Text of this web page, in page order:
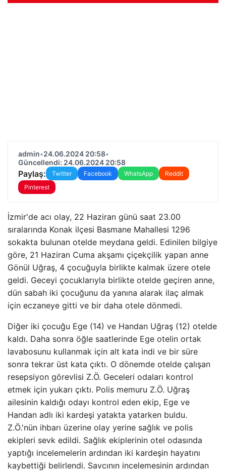
admin•24.06.2024 20:58•
Güncellendi: 24.06.2024 20:58
Paylaş: Twitter Facebook WhatsApp
Reddit
Pinterest
İzmir'de acı olay, 22 Haziran günü saat 23.00
sıralarında Konak ilçesi Basmane Mahallesi 1296
sokakta bulunan otelde meydana geldi. Edinilen bilgiye
göre, 21 Haziran Cuma akşamı çiçekçilik yapan anne
Gönül Uğraş, 4 çocuğuyla birlikte kalmak üzere otele
geldi. Geceyi çocuklarıyla birlikte otelde geçiren anne,
dün sabah iki çocuğunu da yanına alarak ilaç almak
için eczaneye gitti ve bir daha otele dönmedi.
Diğer iki çocuğu Ege (14) ve Handan Uğraş (12) otelde
kaldı. Daha sonra öğle saatlerinde Ege otelin ortak
lavabosunu kullanmak için alt kata indi ve bir süre
sonra tekrar üst kata çıktı. O dönemde otelde çalışan
resepsiyon görevlisi Z.Ö. Geceleri odaları kontrol
etmek için yukarı çıktı. Polis memuru Z.Ö. Uğraş
ailesinin kaldığı odayı kontrol eden ekip, Ege ve
Handan adlı iki kardeşi yatakta yatarken buldu.
Z.Ö.'nün ihbarı üzerine olay yerine sağlık ve polis
ekipleri sevk edildi. Sağlık ekiplerinin otel odasında
yaptığı incelemelerin ardından iki kardeşin hayatını
kaybettiği belirlendi. Savcının incelemesinin ardından